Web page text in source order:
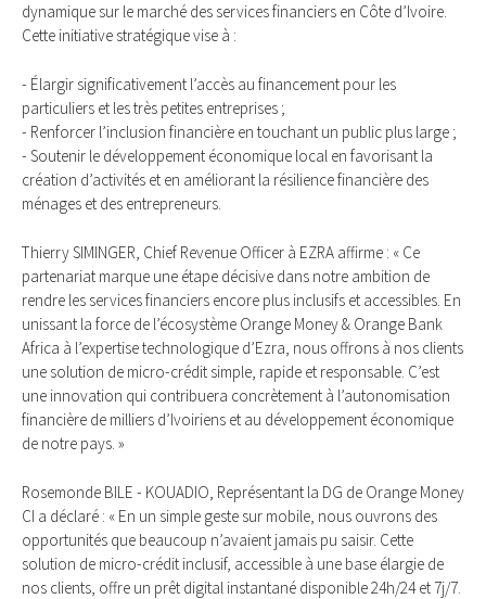
dynamique sur le marché des services financiers en Côte d’Ivoire.
Cette initiative stratégique vise à :
- Élargir significativement l’accès au financement pour les
particuliers et les très petites entreprises ;
- Renforcer l’inclusion financière en touchant un public plus large ;
- Soutenir le développement économique local en favorisant la
création d’activités et en améliorant la résilience financière des
ménages et des entrepreneurs.
Thierry SIMINGER, Chief Revenue Officer à EZRA affirme : « Ce
partenariat marque une étape décisive dans notre ambition de
rendre les services financiers encore plus inclusifs et accessibles. En
unissant la force de l’écosystème Orange Money & Orange Bank
Africa à l’expertise technologique d’Ezra, nous offrons à nos clients
une solution de micro-crédit simple, rapide et responsable. C’est
une innovation qui contribuera concrètement à l’autonomisation
financière de milliers d’Ivoiriens et au développement économique
de notre pays. »
Rosemonde BILE - KOUADIO, Représentant la DG de Orange Money
CI a déclaré : « En un simple geste sur mobile, nous ouvrons des
opportunités que beaucoup n’avaient jamais pu saisir. Cette
solution de micro-crédit inclusif, accessible à une base élargie de
nos clients, offre un prêt digital instantané disponible 24h/24 et 7j/7.